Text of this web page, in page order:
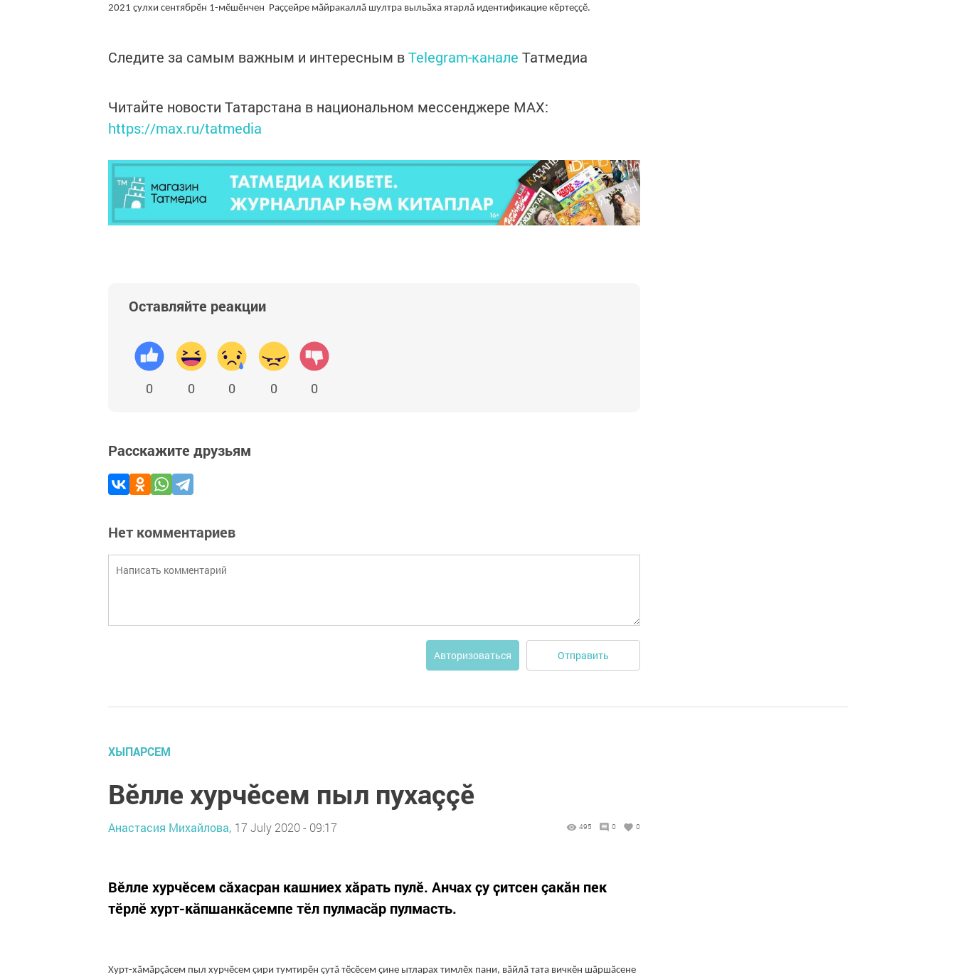
2021 ҫулхи сентябрӗн 1-мӗшӗнчен Раҫҫейре мӑйракаллӑ шултра выльӑха ятарлă идентификацие кӗртеҫҫӗ.
Следите за самым важным и интересным вTelegram-канале Татмедиа
Читайте новости Татарстана в национальном мессенджере MАХ:
https://max.ru/tatmedia
Оставляйте реакции
0 0 0 0 0
Расскажите друзьям
Нет комментариев
Авторизоваться Отправить
ХЫПАРСЕМ
Вӗлле хурчӗсем пыл пухаççӗ
Анастасия Михайлова, 17 July 2020 - 09:17 495 0 0
Вӗлле хурчӗсем сăхасран кашниех хăрать пулӗ. Анчах ҫу ҫитсен çакăн пек
тӗрлӗ хурт-кӑпшанкӑсемпе тӗл пулмасăр пулмасть.
Хурт-хӑмӑрçăсем пыл хурчӗсем çири тумтирӗн çутă тӗсӗсем ҫине ытларах тимлӗх пани, вӑйлӑ тата вичкӗн шӑршӑсене